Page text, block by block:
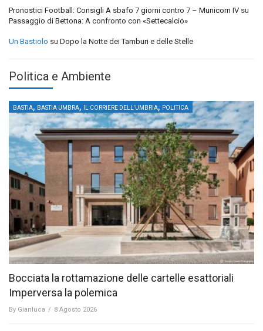
Pronostici Football: Consigli A sbafo 7 giorni contro 7 – Municorn IV su
Passaggio di Bettona: A confronto con «Settecalcio»
Un Bastiolo su Dopo la Notte dei Tamburi e delle Stelle
Politica e Ambiente
BASTIA, BASTIA UMBRA, IL CORRIERE DELL'UMBRIA, POLITICA
Bocciata la rottamazione delle cartelle esattoriali
Imperversa la polemica
By Gianluca / 8 Agosto 2026